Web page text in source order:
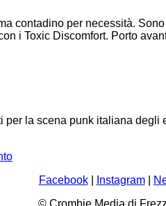
contadino per necessità.
i Toxic Discomfort. Porto
la scena punk italiana
su
ClashFacebook| Instagram|
© Crombie Media di